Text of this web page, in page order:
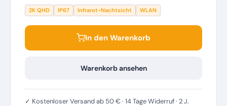
2K QHD IP67 Infrarot-Nachtsicht WLAN
In den Warenkorb
Warenkorb ansehen
✓ Kostenloser Versand ab 50 € · 14 Tage Widerruf · 2 J.